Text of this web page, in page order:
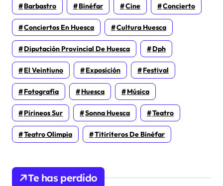
Barbastro Binéfar Cine Concierto
Conciertos En Huesca Cultura Huesca
Diputación Provincial De Huesca Dph
El Veintiuno Exposición Festival
Fotografía Huesca Música
Pirineos Sur Sonna Huesca Teatro
Teatro Olimpia Titiriteros De Binéfar
Te has perdido